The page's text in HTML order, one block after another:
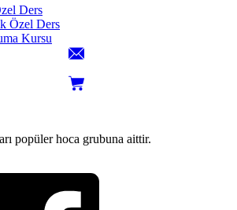
Ders
Özel Ders
Kursu
popüler hoca grubuna aittir.